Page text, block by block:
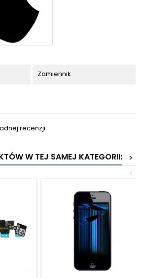
Zamiennik
recenzji.
W TEJ SAMEJ KATEGORII:
>
<